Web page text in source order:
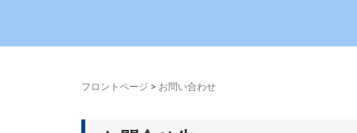
フロントページ > お問い合わせ